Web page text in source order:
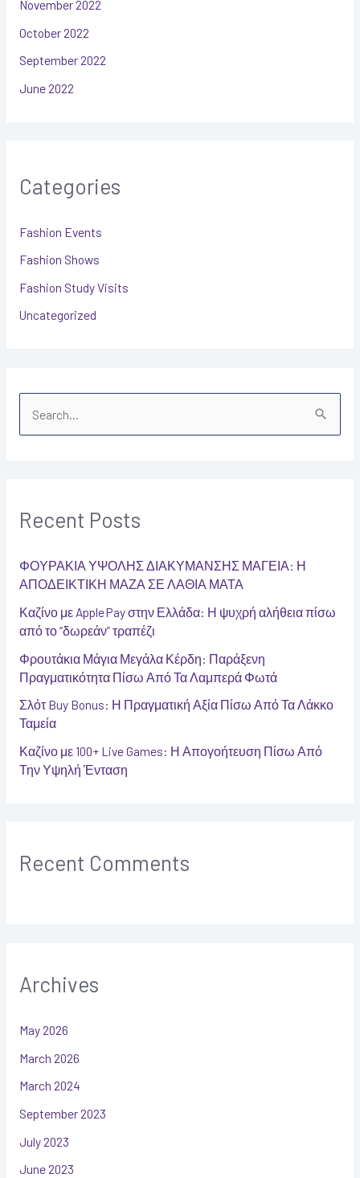
November 2022
October 2022
September 2022
June 2022
Categories
Fashion Events
Fashion Shows
Fashion Study Visits
Uncategorized
h
o
:
Recent Posts
ΦΟΥΡΑΚΙΑ ΥΨΟΛΗΣ ΔΙΑΚΥΜΑΝΣΗΣ ΜΑΓΕΙΑ: Η
ΑΠΟΔΕΙΚΤΙΚΗ ΜΑΖΑ ΣΕ ΛΑΘΙΑ ΜΑΤΑ
Καζίνο με Apple Pay στην Ελλάδα: Η ψυχρή αλήθεια πίσω
από το “δωρεάν” τραπέζι
Φρουτάκια Μάγια Μεγάλα Κέρδη: Παράξενη
Πραγματικότητα Πίσω Από Τα Λαμπερά Φωτά
Σλότ Buy Bonus: Η Πραγματική Αξία Πίσω Από Τα Λάκκο
Ταμεία
Καζίνο με 100+ Live Games: Η Απογοήτευση Πίσω Από
Την Υψηλή Ένταση
Recent Comments
Archives
May 2026
March 2026
March 2024
September 2023
July 2023
June 2023